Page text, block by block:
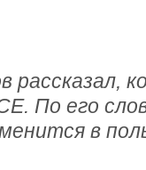
По его
в